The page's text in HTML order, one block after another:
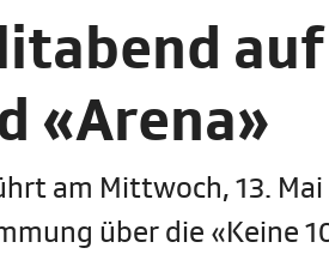
«Arena»
am Mittwoch, 13.
über die «Keine